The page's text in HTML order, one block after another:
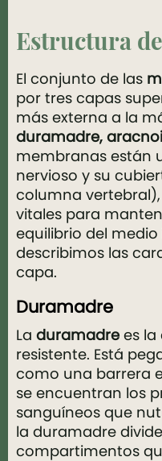
Estructura
El conjunto de las
por tres capas
más externa a la
duramadre,
membranas están
nervioso y su
columna
vitales para
equilibrio del
describimos las
capa.
Duramadre
La duramadre es
resistente. Está
como una barrera
se encuentran los
sanguíneos que
la duramadre
compartimentos